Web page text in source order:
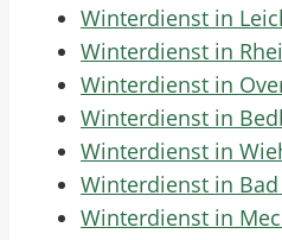
Winterdienst in
Winterdienst in
Winterdienst in
Winterdienst in
Winterdienst in
Winterdienst in
Winterdienst in